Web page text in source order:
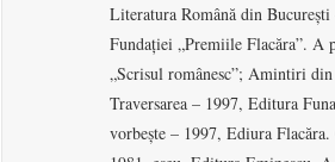
Literatura Română din
Fundaţiei „Premiile Flacăra”.
„Scrisul românesc”; Amintiri din
Traversarea – 1997, Editura
vorbeşte – 1997, Ediura